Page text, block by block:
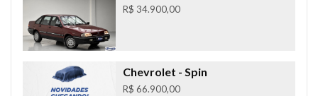
R$ 34.900,00
Chevrolet - Spin
R$ 66.900,00